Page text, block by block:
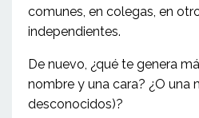
comunes, en colegas, en
independientes.
De nuevo, ¿qué te genera
nombre y una cara? ¿O una
desconocidos)?